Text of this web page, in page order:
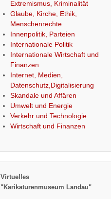
Extremismus, Kriminalität
Glaube, Kirche, Ethik,
Menschenrechte
Innenpolitik, Parteien
Internationale Politik
Internationale Wirtschaft und
Finanzen
Internet, Medien,
Datenschutz,Digitalisierung
Skandale und Affären
Umwelt und Energie
Verkehr und Technologie
Wirtschaft und Finanzen
Virtuelles
"Karikaturenmuseum Landau"